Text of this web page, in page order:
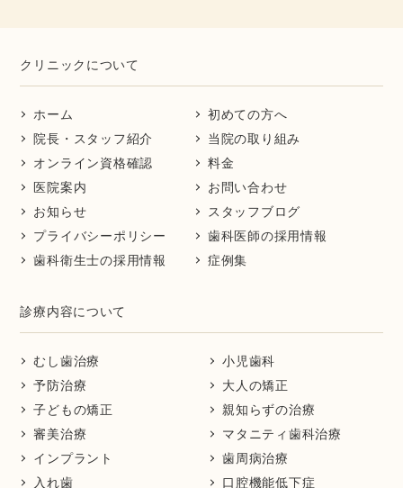
クリニックについて
ホーム
初めての方へ
院長・スタッフ紹介
当院の取り組み
オンライン資格確認
料金
医院案内
お問い合わせ
お知らせ
スタッフブログ
プライバシーポリシー
歯科医師の採用情報
歯科衛生士の採用情報
症例集
診療内容について
むし歯治療
小児歯科
予防治療
大人の矯正
子どもの矯正
親知らずの治療
審美治療
マタニティ歯科治療
インプラント
歯周病治療
入れ歯
口腔機能低下症